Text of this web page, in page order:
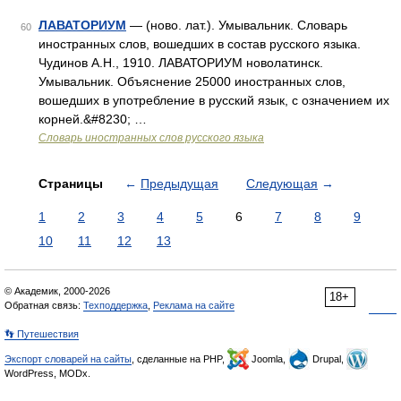
60 ЛАВАТОРИУМ — (ново. лат.). Умывальник. Словарь
иностранных слов, вошедших в состав русского языка.
Чудинов А.Н., 1910. ЛАВАТОРИУМ новолатинск.
Умывальник. Объяснение 25000 иностранных слов,
вошедших в употребление в русский язык, с означением их
корней.&#8230; …
Словарь иностранных слов русского языка
Страницы ← Предыдущая Следующая →
1 2 3 4 5 6 7 8
9
10
11 12 13
18+
© Академик, 2000-2026
Обратная связь: Техподдержка Реклама на сайте
👣 Путешествия
Экспорт словарей на сайты , сделанные на PHP, Joomla,
Drupal,
WordPress, MODx.